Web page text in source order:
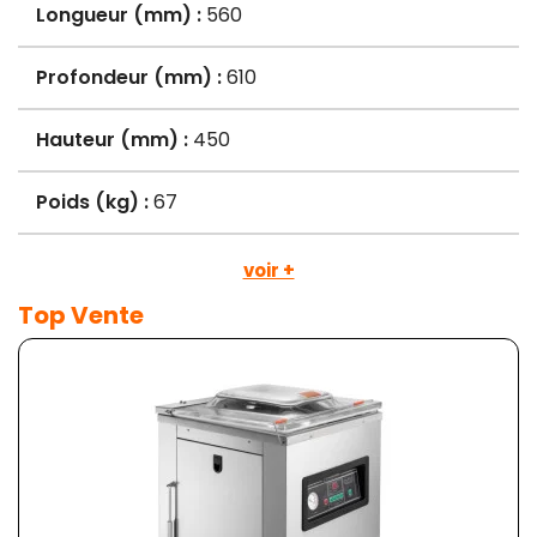
Longueur (mm) : 560
Profondeur (mm) :610
Hauteur (mm) : 450
Poids (kg) :67
voir +
Top Vente